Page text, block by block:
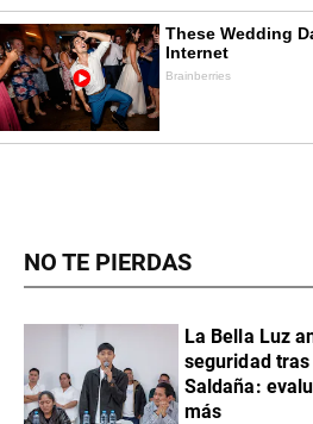
NO TE PIERDAS
La Bella Luz
seguridad
Saldaña:
más